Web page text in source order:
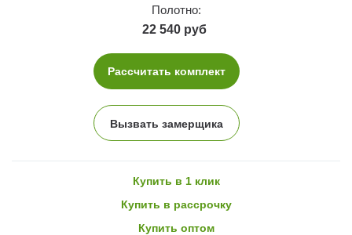
Полотно:
22 540 руб
Рассчитать комплект
Вызвать замерщика
Купить в 1 клик
Купить в рассрочку
Купить оптом